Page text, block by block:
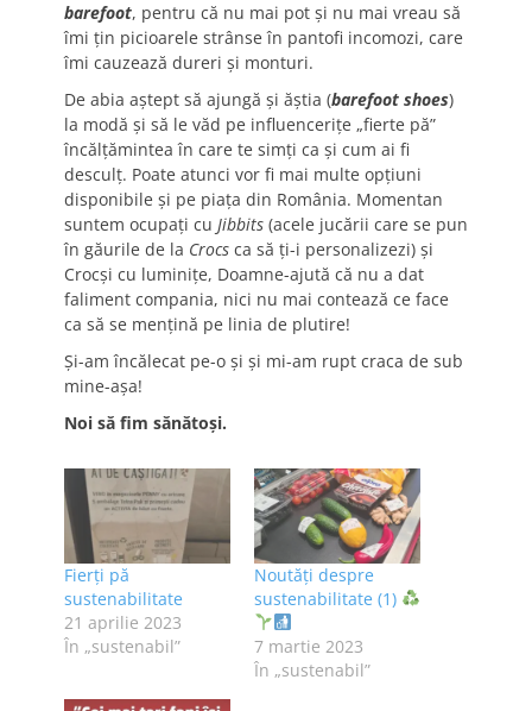
barefoot, pentru că nu mai pot și nu mai vreau să
îmi țin picioarele strânse în pantofi incomozi, care
îmi cauzează dureri și monturi.
De abia aștept să ajungă și ăștia (barefoot shoes)
la modă și să le văd pe influencerițe „fierte pă”
încălțămintea în care te simți ca și cum ai fi
desculț. Poate atunci vor fi mai multe opțiuni
disponibile și pe piața din România. Momentan
suntem ocupați cu Jibbits (acele jucării care se pun
în găurile de la Crocs ca să ți-i personalizezi) și
Crocși cu luminițe, Doamne-ajută că nu a dat
faliment compania, nici nu mai contează ce face
ca să se mențină pe linia de plutire!
Și-am încălecat pe-o și și mi-am rupt craca de sub
mine-așa!
Noi să fim sănătoși.
Fierți pă
sustenabilitate
21 aprilie 2023
În „sustenabil”
Noutăți despre
sustenabilitate (1)
7 martie 2023
În „sustenabil”